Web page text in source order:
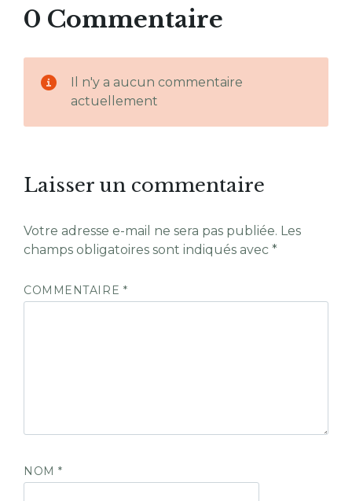
0 Commentaire
Il n'y a aucun commentaire
actuellement
Laisser un commentaire
Votre adresse e-mail ne sera pas publiée. Les
champs obligatoires sont indiqués avec *
COMMENTAIRE *
NOM*